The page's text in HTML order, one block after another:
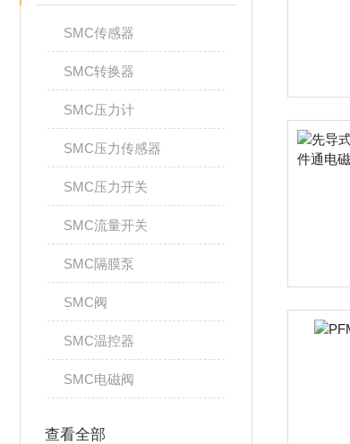
SMC传感器
SMC转换器
SMC压力计
SMC压力传感器
SMC压力开关
SMC流量开关
SMC隔膜泵
SMC阀
SMC温控器
SMC电磁阀
查看全部